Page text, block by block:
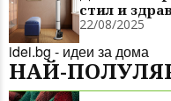
стил и
22/08/2025
idei.bg - идеи за дома
НАЙ-